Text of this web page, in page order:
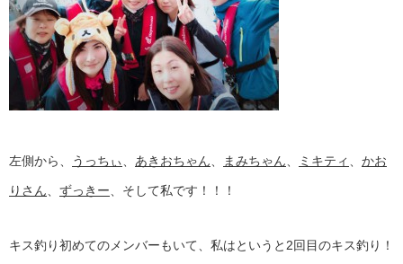
左側から、 うっちぃ あきおちゃん まみちゃん ミキティ かお
りさん ずっきー 、そして私です！！！
キス釣り初めてのメンバーもいて、私はというと2回目のキス釣り！